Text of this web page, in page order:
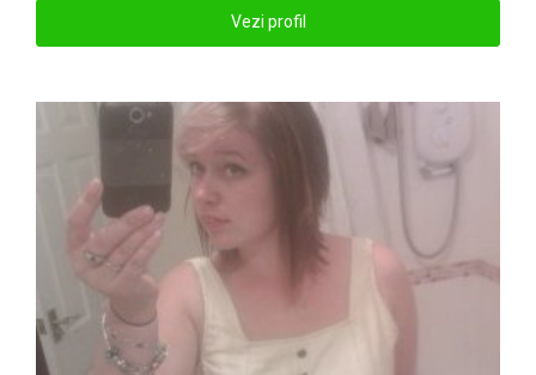
Vezi profil